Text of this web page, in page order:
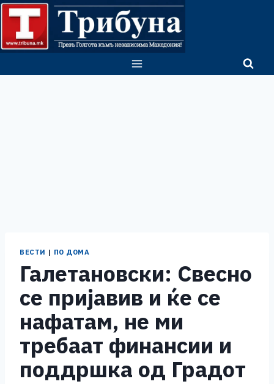
Skip
content
ВЕСТИ | ПО ДОМА
Галетановски: Свесно
се пријавив и ќе се
нафатам, не ми
требаат финансии и
поддршка од Градот